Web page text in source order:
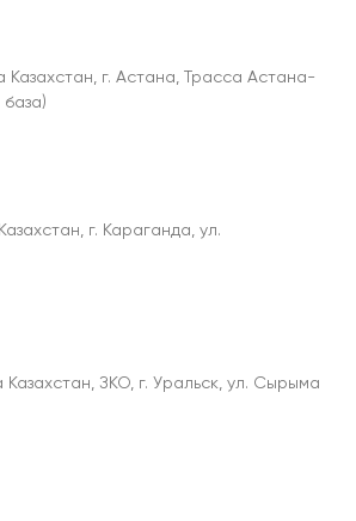
Казахстан, г. Астана, Трасса Астана-
база)
г. Караганда, ул.
Казахстан, ЗКО, г. Уральск, ул. Сырыма